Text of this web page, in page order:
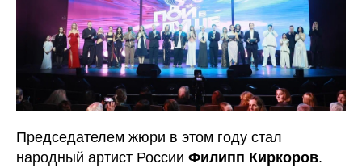
Председателем жюри в этом году стал
народный артист России Филипп Киркоров.